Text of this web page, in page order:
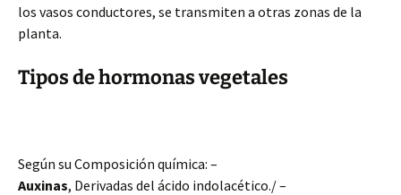
los vasos conductores, se transmiten a otras zonas de la
planta.
Tipos de hormonas vegetales
Según su Composición química: –
Auxinas, Derivadas del ácido indolacético./ –